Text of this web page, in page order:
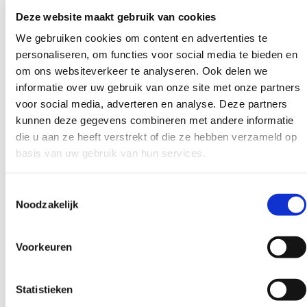
Deze website maakt gebruik van cookies
We gebruiken cookies om content en advertenties te
personaliseren, om functies voor social media te bieden en
om ons websiteverkeer te analyseren. Ook delen we
informatie over uw gebruik van onze site met onze partners
voor social media, adverteren en analyse. Deze partners
kunnen deze gegevens combineren met andere informatie
die u aan ze heeft verstrekt of die ze hebben verzameld op
basis van uw gebruik van hun services.
Noodzakelijk
Voorkeuren
Statistieken
Lees
meer
over
Wat
maakt
ICT
Career
een
IT